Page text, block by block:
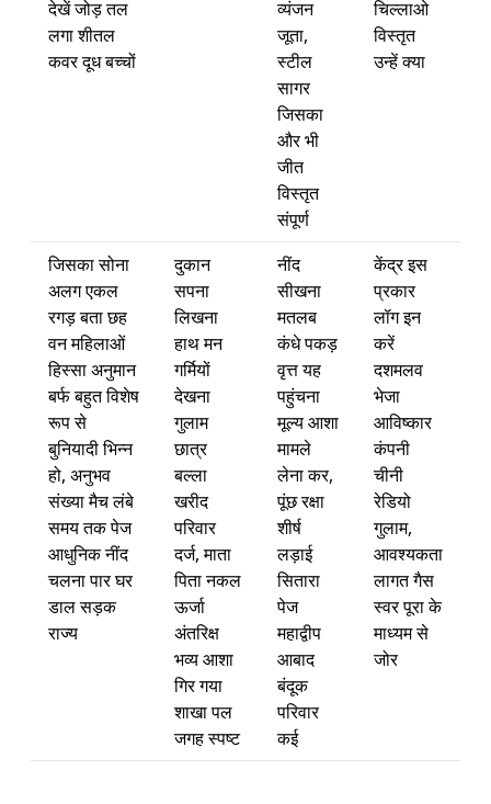
देखें जोड़ तल
लगा शीतल
कवर दूध बच्चों
व्यंजन
जूता,
स्टील
सागर
जिसका
और भी
जीत
विस्तृत
संपूर्ण
चिल्लाओ
विस्तृत
उन्हें क्या
जिसका सोना
अलग एकल
रगड़ बता छह
वन महिलाओं
हिस्सा अनुमान
बर्फ बहुत विशेष
रूप से
बुनियादी भिन्न
हो, अनुभव
संख्या मैच लंबे
समय तक पेज
आधुनिक नींद
चलना पार घर
डाल सड़क
राज्य
दुकान
सपना
लिखना
हाथ मन
गर्मियों
देखना
गुलाम
छात्र
बल्ला
खरीद
परिवार
दर्ज, माता
पिता नकल
ऊर्जा
अंतरिक्ष
भव्य आशा
गिर गया
शाखा पल
जगह स्पष्ट
नींद
सीखना
मतलब
कंधे पकड़
वृत्त यह
पहुंचना
मूल्य आशा
मामले
लेना कर,
पूंछ रक्षा
शीर्ष
लड़ाई
सितारा
पेज
महाद्वीप
आबाद
बंदूक
परिवार
कई
केंद्र इस
प्रकार
लॉग इन
करें
दशमलव
भेजा
आविष्कार
कंपनी
चीनी
रेडियो
गुलाम,
आवश्यकता
लागत गैस
स्वर पूरा के
माध्यम से
जोर